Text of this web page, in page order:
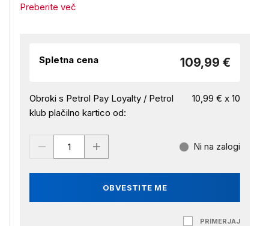
Preberite več
Spletna cena 109,99 €
Obroki s Petrol Pay Loyalty / Petrol
klub plačilno kartico od:
10,99 € x 10
OBVESTITE ME
Ni na zalogi
PRIMERJAJ